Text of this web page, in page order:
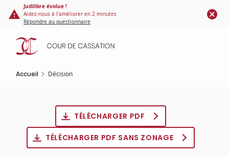
Panneau de gestion des cookies
contenu
principal
Judilibre évolue !
Aidez-nous à l'améliorer en 2 minutes
Répondre au questionnaire
Accueil Décision
TÉLÉCHARGER PDF
TÉLÉCHARGER PDF SANS ZONAGE